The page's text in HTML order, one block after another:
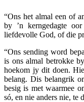
“Ons het almal een of
by ’n kerngedagte
liefdevolle God, of die
“Ons sending word
is ons almal betrokke
hoekom jy dit doen.
belang. Dis belangrik
besig is met waarmee
só, en nie anders nie, te